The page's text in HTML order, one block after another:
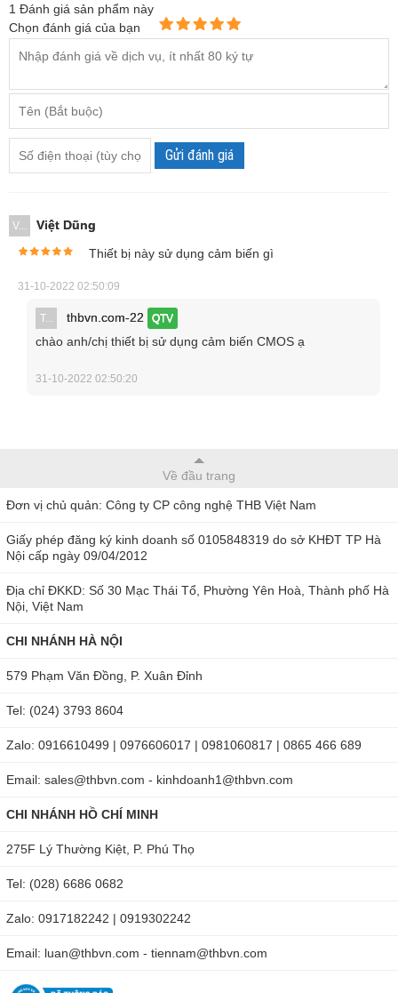
đảm bảo độ chính xác và tài liệu thuận tiện hoặc chia sẻ
thông tin với phần mềm đi kèm.
Màn hình cải tiến 1.3 MP: kính hiển vi quan sát với các
sáng yếu với độ phân giải tối ưu để xem trước trực tiếp
chi tiết và hình ảnh được chụp.
Độ phóng đại 500x điều chỉnh: kiểm tra mẫu vật cực chi
tiết với độ phóng đại 500x
Cổng USB 2.0: Số hóa trải nghiệm kính hiển vi; cho phép
dễ dàng ghi lại và chia sẻ các quan sát trong văn phòng
Kính hiển vi kỹ thuật số Dino-Lite AM4113T5X là thiết bị có
chất lượng tốt, hiện đang được bán tại
khẩu và bảo quản theo đúng quy trình để đạt được chất
lượng tốt nhất. Trước khi sản phẩm được đưa đến tay
1 Đánh giá sản phẩm này
Chọn đánh giá của bạn
Gửi đánh giá
V...
Việt Dũng
Thiết bị này sử dụng cảm biến gì
31-10-2022 02:50:09
T... thbvn.com-22 QTV
chào anh/chị thiết bị sử dụng cảm biến CMOS ạ
31-10-2022 02:50:20
Về đầu trang
Đơn vị chủ quản: Công ty CP công nghệ THB Việt Nam
Giấy phép đăng ký kinh doanh số 0105848319 do sở KHĐT TP Hà
Nội cấp ngày 09/04/2012
Địa chỉ ĐKKD: Số 30 Mạc Thái Tổ, Phường Yên Hoà, Thành phố Hà
Nội, Việt Nam
CHI NHÁNH HÀ NỘI
579 Phạm Văn Đồng, P. Xuân Đỉnh
Tel: (024) 3793 8604
Zalo: 0916610499 | 0976606017 | 0981060817 | 0865 466 689
Email: sales@thbvn.com - kinhdoanh1@thbvn.com
CHI NHÁNH HỒ CHÍ MINH
275F Lý Thường Kiệt, P. Phú Thọ
Tel: (028) 6686 0682
Zalo: 0917182242 | 0919302242
Email: luan@thbvn.com - tiennam@thbvn.com